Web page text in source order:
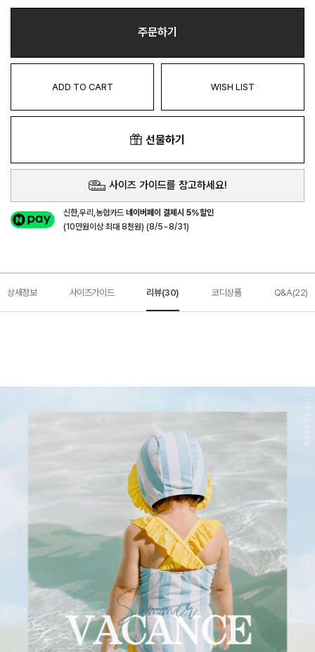
주문하기
ADD TO CART WISH LIST
선물하기
사이즈 가이드를 참고하세요!
신한,우리,농협카드네이버페이 결제시 5%할인
(10만원이상 최대 8천원) (8/5~8/31)
상세정보 사이즈가이드 리뷰(30) 코디상품 Q&A(22)